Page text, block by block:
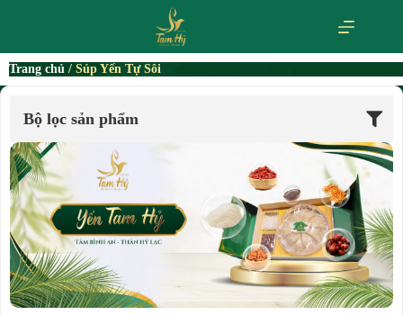
Trang chủ / Súp Yến Tự Sôi
Bộ lọc sản phẩm